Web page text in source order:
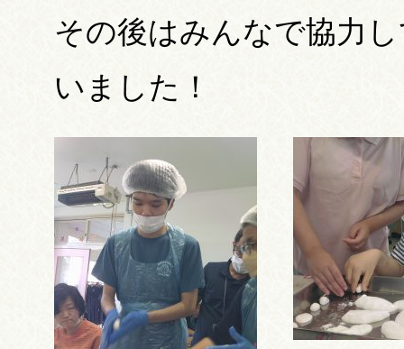
その後はみんなで協力
いました！